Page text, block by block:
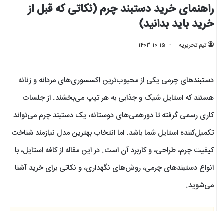
راهنمای خرید دستبند چرم (نکاتی که قبل از
خرید باید بدانید)
تیم تحریریه ۱۴۰۳-۱۰-۱۵
دستبندهای چرمی یکی از محبوب‌ترین اکسسوری‌های مردانه و زنانه
هستند که استایل شیک و جذابی به هر تیپ می‌بخشند. از جلسات
کاری رسمی گرفته تا دورهمی‌های دوستانه، یک دستبند چرم می‌تواند
تکمیل‌کننده استایل شما باشد. اما انتخاب بهترین مدل نیازمند شناخت
کیفیت چرم، طراحی، و کاربرد آن است. در این مقاله از کافه استایل، با
انواع دستبندهای چرمی، روش‌های نگهداری، و نکاتی برای خرید آشنا
می‌شوید.